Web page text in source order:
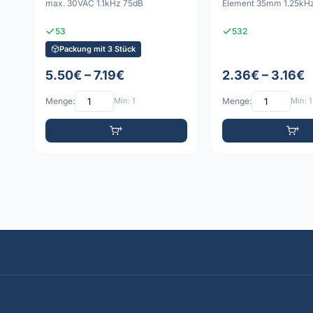
max. 30VAC 1.1kHz 75dB
53
Packung mit 3 Stück
5.50€ – 7.19€
Menge: Min: 1
Element 35mm
532
2.36€ – 3.16€
Menge: Min: 1